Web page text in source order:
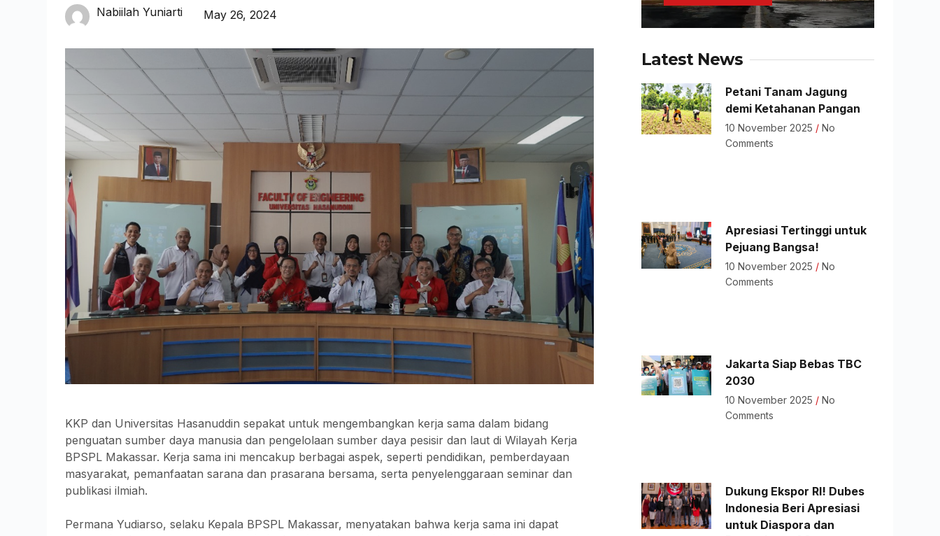
Nabiilah Yuniarti May 26, 2024
KKP dan Universitas Hasanuddin sepakat untuk mengembangkan kerja sama dalam bidang
penguatan sumber daya manusia dan pengelolaan sumber daya pesisir dan laut di Wilayah Kerja
BPSPL Makassar. Kerja sama ini mencakup berbagai aspek, seperti pendidikan, pemberdayaan
masyarakat, pemanfaatan sarana dan prasarana bersama, serta penyelenggaraan seminar dan
publikasi ilmiah.
Permana Yudiarso, selaku Kepala BPSPL Makassar, menyatakan bahwa kerja sama ini dapat
Latest News
Petani Tanam Jagung
demi Ketahanan Pangan
10 November 2025
No
Comments
Apresiasi Tertinggi untuk
Pejuang Bangsa!
10 November 2025
No
Comments
Jakarta Siap Bebas TBC
2030
10 November 2025
No
Comments
Dukung Ekspor RI! Dubes
Indonesia Beri Apresiasi
untuk Diaspora dan